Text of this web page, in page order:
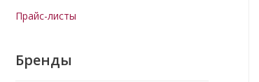
Прайс-листы
Бренды